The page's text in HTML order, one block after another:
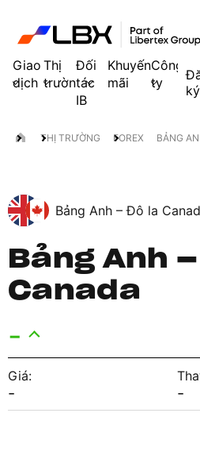
Giao
dịch
Thị
trường
Đối
tác
IB
Khuyến
mãi
Công
ty
ký
THỊ TRƯỜNG FOREX BẢNG
Bảng Anh – Đô la
Bảng Anh
Canada
-
Giá:
- -